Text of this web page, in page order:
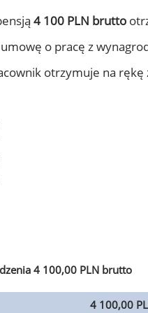
4 100 PLN brutto
o pracę z
otrzymuje na
4 100,00 PLN brutto
4 100,00